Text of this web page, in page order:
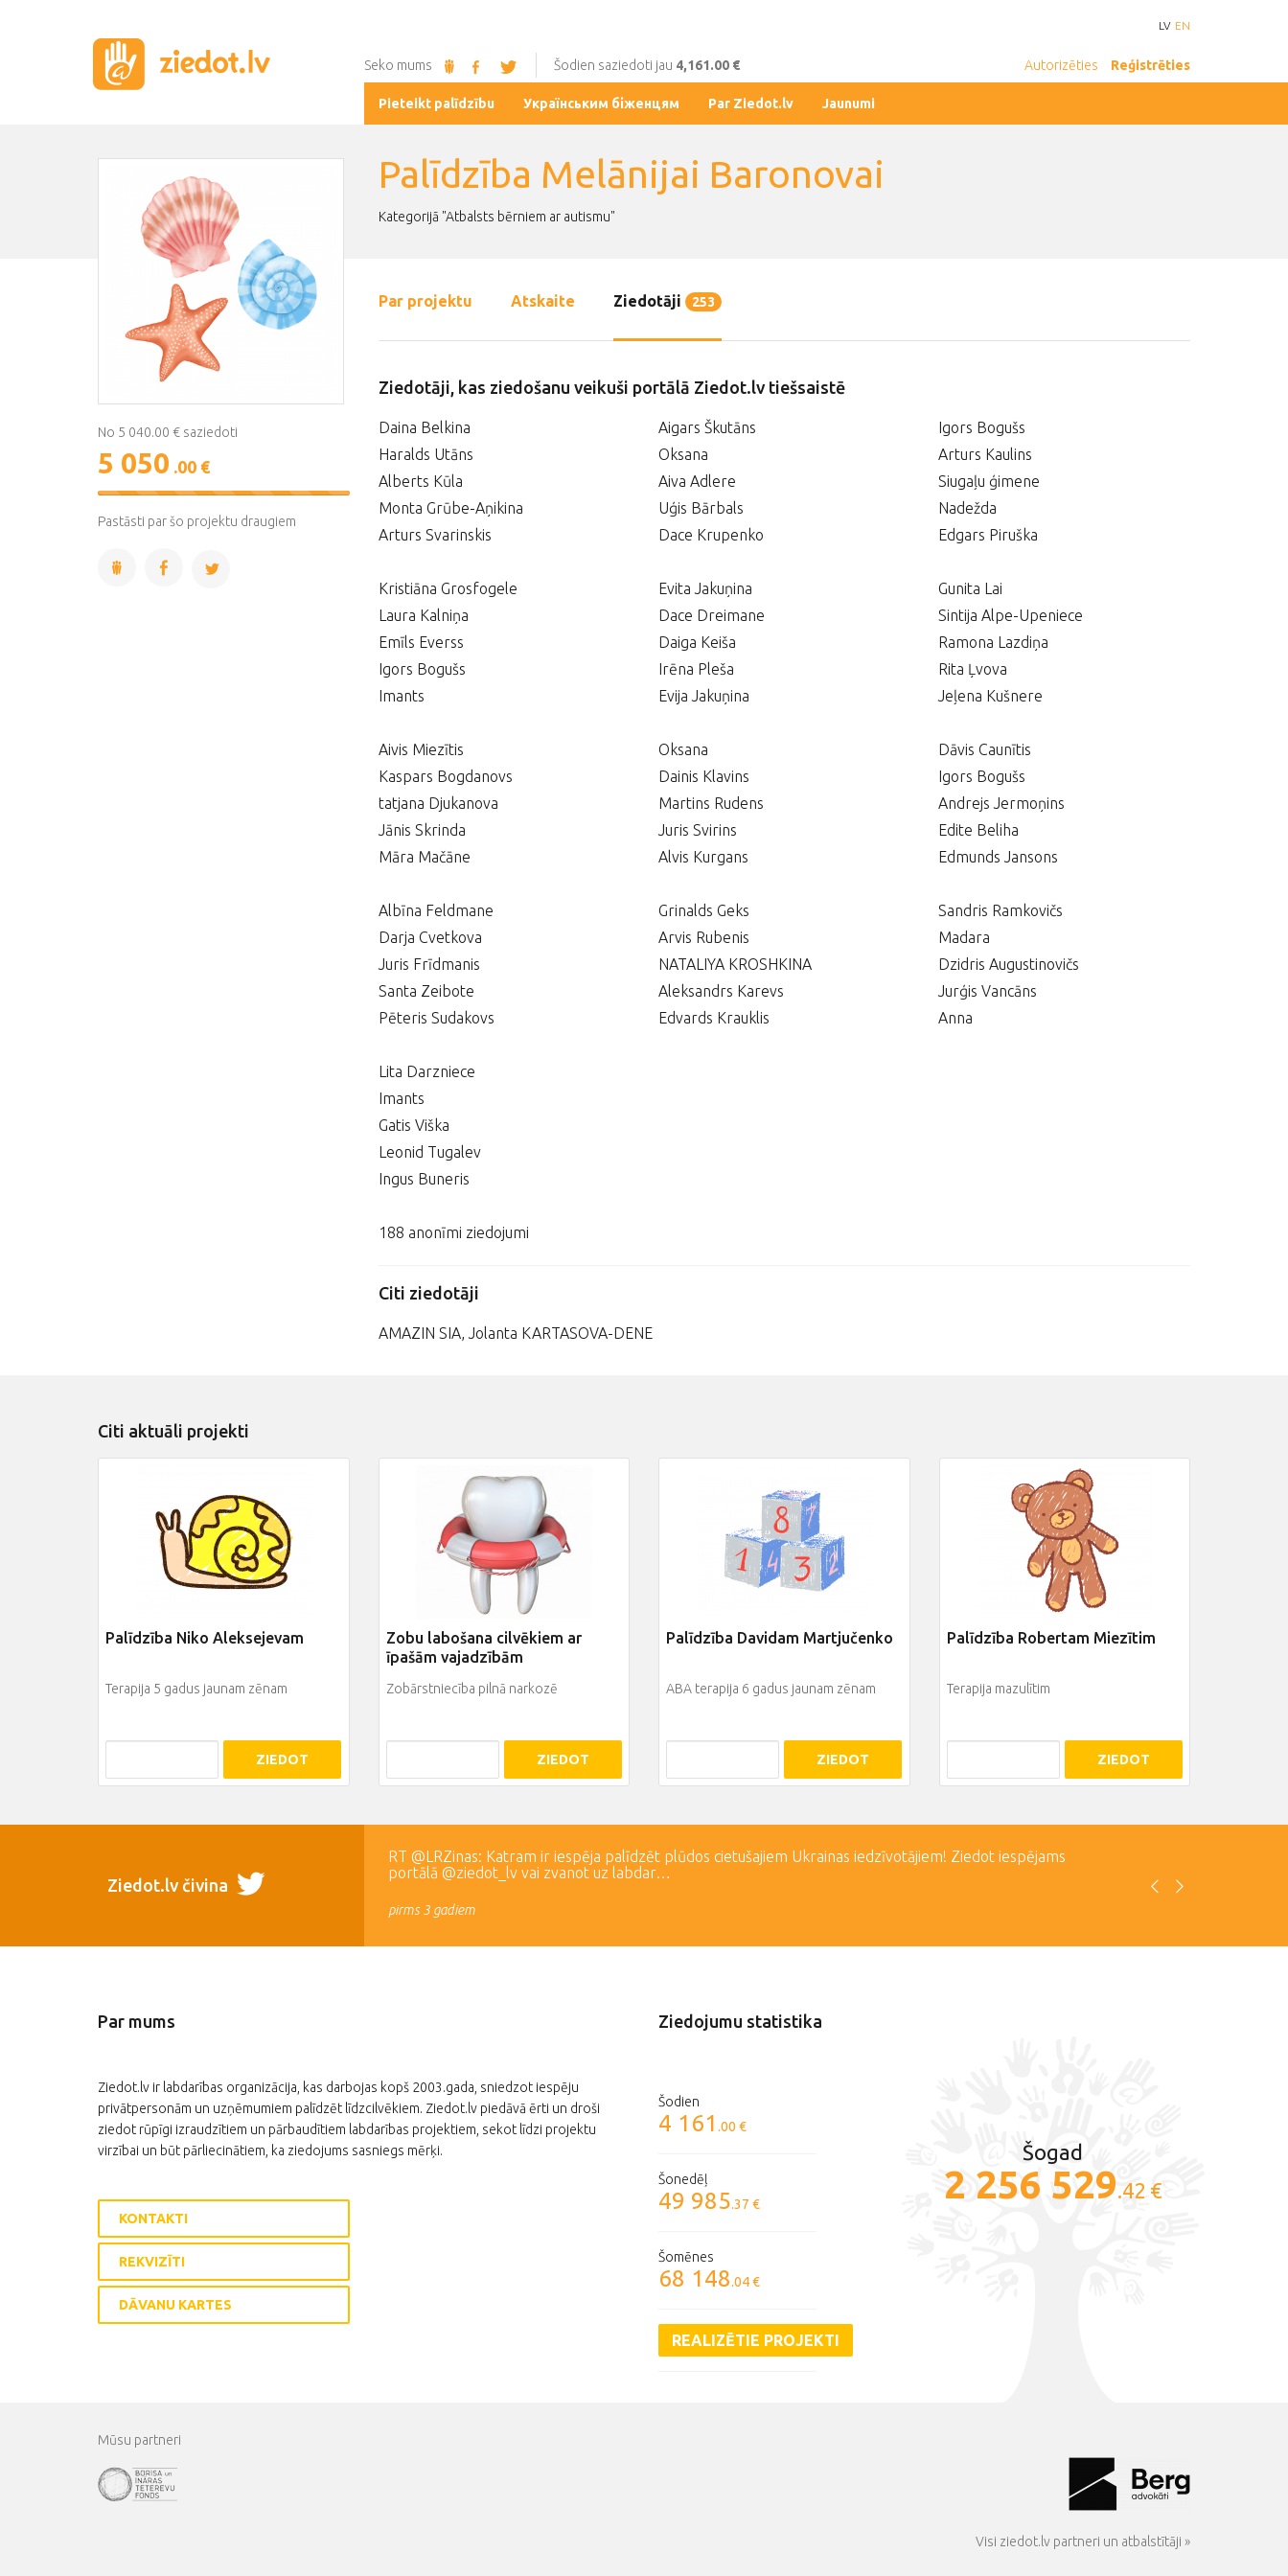
LV EN
Seko mums Šodien saziedoti jau 4,161.00 € Autorizēties Reģistrēties
Pieteikt palīdzību Українським біженцям Par Ziedot.lv Jaunumi
Palīdzība Melānijai Baronovai
Kategorijā "Atbalsts bērniem ar autismu"
No 5 040.00 € saziedoti
5 050 .00 €
100%
Complete
Pastāsti par šo projektu draugiem
Par projektu Atskaite Ziedotāji 253
Ziedotāji, kas ziedošanu veikuši portālā Ziedot.lv tiešsaistē
Daina Belkina
Haralds Utāns
Alberts Kūla
Monta Grūbe-Aņikina
Arturs Svarinskis
Aigars Škutāns
Oksana
Aiva Adlere
Uģis Bārbals
Dace Krupenko
Igors Bogušs
Arturs Kaulins
Siugaļu ģimene
Nadežda
Edgars Piruška
Kristiāna Grosfogele
Laura Kalniņa
Emīls Everss
Igors Bogušs
Imants
Evita Jakuņina
Dace Dreimane
Daiga Keiša
Irēna Pleša
Evija Jakuņina
Gunita Lai
Sintija Alpe-Upeniece
Ramona Lazdiņa
Rita Ļvova
Jeļena Kušnere
Aivis Miezītis
Kaspars Bogdanovs
tatjana Djukanova
Jānis Skrinda
Māra Mačāne
Oksana
Dainis Klavins
Martins Rudens
Juris Svirins
Alvis Kurgans
Dāvis Caunītis
Igors Bogušs
Andrejs Jermoņins
Edite Beliha
Edmunds Jansons
Albīna Feldmane
Darja Cvetkova
Juris Frīdmanis
Santa Zeibote
Pēteris Sudakovs
Grinalds Geks
Arvis Rubenis
NATALIYA KROSHKINA
Aleksandrs Karevs
Edvards Krauklis
Sandris Ramkovičs
Madara
Dzidris Augustinovičs
Jurģis Vancāns
Anna
Lita Darzniece
Imants
Gatis Viška
Leonid Tugalev
Ingus Buneris
188 anonīmi ziedojumi
Citi ziedotāji
AMAZIN SIA, Jolanta KARTASOVA-DENE
Citi aktuāli projekti
Palīdzība Niko Aleksejevam
Terapija 5 gadus jaunam zēnam
ZIEDOT
Zobu labošana cilvēkiem ar
īpašām vajadzībām
Zobārstniecība pilnā narkozē
ZIEDOT
Palīdzība Davidam Martjučenko
ABA terapija 6 gadus jaunam zēnam
ZIEDOT
Palīdzība Robertam Miezītim
Terapija mazulītim
ZIEDOT
Ziedot.lv čivina
RT @LRZinas: Katram ir iespēja palīdzēt plūdos cietušajiem Ukrainas iedzīvotājiem! Ziedot iespējams
portālā @ziedot_lv vai zvanot uz labdar…
pirms 3 gadiem
Par mums
Ziedot.lv ir labdarības organizācija, kas darbojas kopš 2003.gada, sniedzot iespēju
privātpersonām un uzņēmumiem palīdzēt līdzcilvēkiem. Ziedot.lv piedāvā ērti un droši
ziedot rūpīgi izraudzītiem un pārbaudītiem labdarības projektiem, sekot līdzi projektu
virzībai un būt pārliecinātiem, ka ziedojums sasniegs mērķi.
KONTAKTI
REKVIZĪTI
DĀVANU KARTES
Ziedojumu statistika
Šodien
4 161 .00 €
Šonedēļ
49 985.37 €
Šomēnes
68 148.04 €
REALIZĒTIE PROJEKTI
Šogad
2 256 529.42 €
Mūsu partneri
Visi ziedot.lv partneri un atbalstītāji »